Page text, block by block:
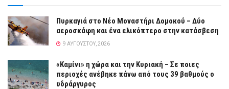
Πυρκαγιά στο Νέο Μοναστήρι Δομοκού – Δύο
αεροσκάφη και ένα ελικόπτερο στην κατάσβεση
9 ΑΥΓΟΎΣΤΟΥ, 2026
«Καμίνι» η χώρα και την Κυριακή – Σε ποιες
περιοχές ανέβηκε πάνω από τους 39 βαθμούς ο
υδράργυρος